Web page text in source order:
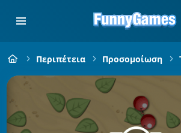
Περιπέτεια Προσομοίωση